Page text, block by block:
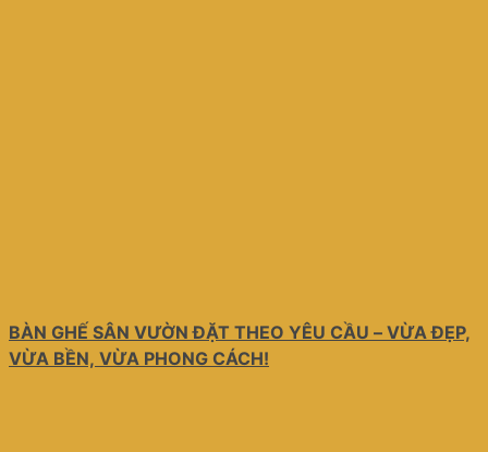
BÀN GHẾ SÂN VƯỜN ĐẶT THEO YÊU CẦU – VỪA ĐẸP,
VỪA BỀN, VỪA PHONG CÁCH!